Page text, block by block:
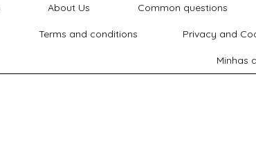
About Us Common questions
Terms and conditions Privacy and
Minhas